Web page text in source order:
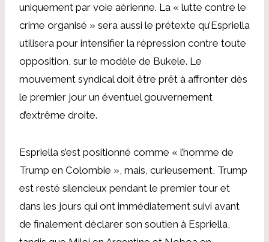
uniquement par voie aérienne. La « lutte contre le
crime organisé » sera aussi le prétexte qu’Espriella
utilisera pour intensifier la répression contre toute
opposition, sur le modèle de Bukele. Le
mouvement syndical doit être prêt à affronter dès
le premier jour un éventuel gouvernement
d’extrême droite.
Espriella s’est positionné comme « l’homme de
Trump en Colombie », mais, curieusement, Trump
est resté silencieux pendant le premier tour et
dans les jours qui ont immédiatement suivi avant
de finalement déclarer son soutien à Espriella,